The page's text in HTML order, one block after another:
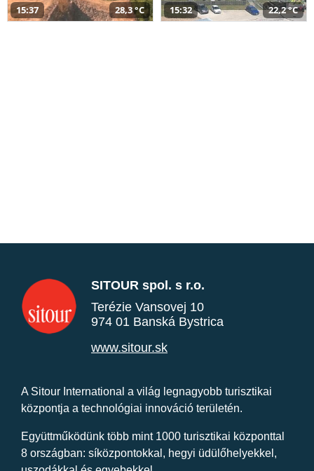
15:37 28,3 °C 15:32 22,2 °C
SITOUR spol. s r.o.
Terézie Vansovej 10
974 01 Banská Bystrica
www.sitour.sk
A Sitour International a világ legnagyobb turisztikai
központja a technológiai innováció területén.
Együttműködünk több mint 1000 turisztikai központtal
8 országban: síközpontokkal, hegyi üdülőhelyekkel,